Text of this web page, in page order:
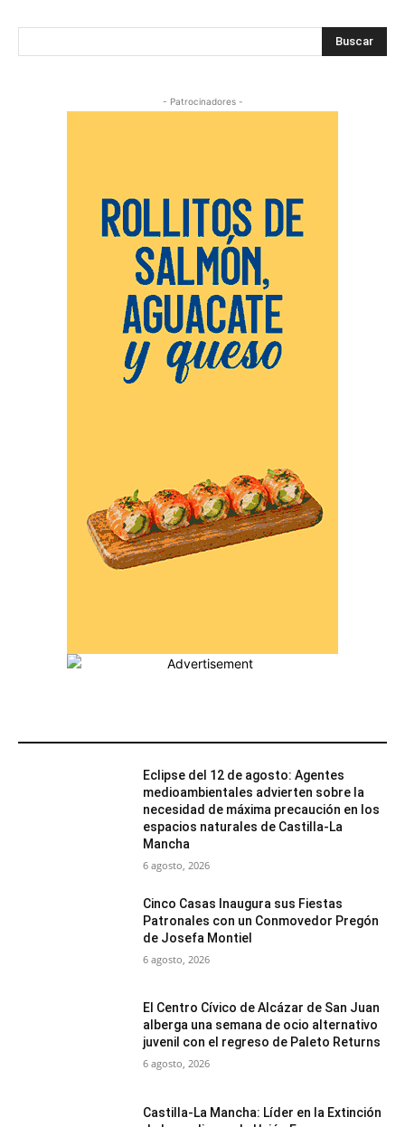
Buscar
- Patrocinadores -
Eclipse del 12 de agosto: Agentes
medioambientales advierten sobre la
necesidad de máxima precaución en los
espacios naturales de Castilla-La
Mancha
6 agosto, 2026
Cinco Casas Inaugura sus Fiestas
Patronales con un Conmovedor Pregón
de Josefa Montiel
6 agosto, 2026
El Centro Cívico de Alcázar de San Juan
alberga una semana de ocio alternativo
juvenil con el regreso de Paleto Returns
6 agosto, 2026
Castilla-La Mancha: Líder en la Extinción